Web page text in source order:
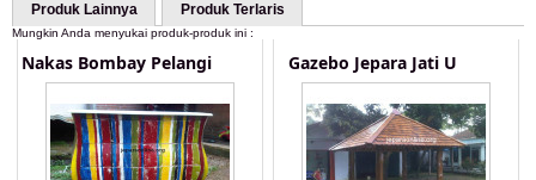
Produk Lainnya Produk Terlaris
Mungkin Anda menyukai produk-produk ini :
Nakas Bombay Pelangi Gazebo Jepara Jati U